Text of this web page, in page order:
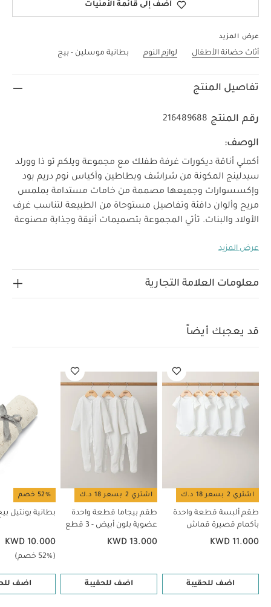
أضف إلى قائمة الأمنيات
عرض المزيد
أثاث حضانة الأطفال لوازم النوم بطانية موسلين - بيج
تفاصيل المنتج
رقم المنتج 216489688
الوصف:
أكملي أناقة ديكورات غرفة طفلك مع مجموعة ويلكم تو ذا وورلد
سيدلينج المكونة من شراشف وبطاطين وأكياس نوم دريم بود
وإكسسوارات وجميعها مصممة من خامات مستدامة بملمس
مريح وألوان دافئة وتفاصيل مستوحاة من الطبيعة لتناسب غرف
الأولاد والبنات. تأتي المجموعة بتصميمات أنيقة وجذابة مصنوعة
ونسيج ناعم بدرجات ألوان ترابية ونقشات بسيطة على شكل
سيدلينج إضافة تبعث على الشعور بهدوء الطبيعة إلى غرفة
فهي تتميز بطبقات متعددة من الموسلين تمنحها تصميم أكثر
سمكًا ووزنًا من البطاطين الأخرى لضمان الشعور بالراحة
مريحة ولطيفة إلى غرفة طفلك.
لماذا تشترين هذا المنتج؟
صنع من طبقات موسلين أكثر سُمكًا من مربعات الموسلين
حجم كبير متعدد الاستخدامات
لون بيج ناعم ومحايد مناسب
للأولاد والبنات مواصفات المنتج: العمر المناسب
منذ
الولادة
العرض 100 × الطول 120 سم
تحفظ بعيدًا عن النار
طقم بيجاما قطعة واحدة عضوية بلون أبيض - 3 قطع
فاكهة بطانية منسوجة كبيرة - أبيض
عرض المزيد
معلومات العلامة التجارية
قد يعجبك أيضاً
اشتري 2 بسعر 18 د.ك
طقم ألبسة قطعة واحدة
بأكمام قصيرة قماش
عضوي بلون أبيض - 5 قطع
KWD 11.000
اضف للحقيبة
اشتري 2 بسعر 18 د.ك
طقم بيجاما قطعة واحدة
عضوية بلون أبيض - 3 قطع
KWD 13.000
اضف للحقيبة
52% خصم
بطانية بونتيل
KWD 10.000
(52% خصم)
اضف